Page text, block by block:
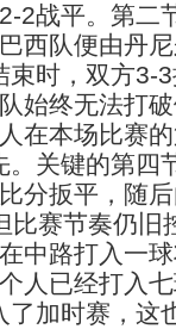
2战平。第二
西队便由丹
束时，双方3-
终无法打破
在本场比赛
。关键的第四
分扳平，随
比赛节奏仍旧
中路打入一
人已经打入
了加时赛，这